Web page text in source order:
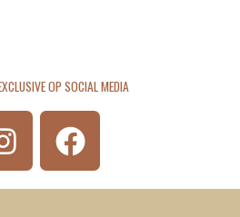
OP SOCIAL MEDIA
I
n
s
F
a
c